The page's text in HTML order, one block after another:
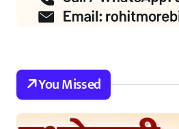
You Missed